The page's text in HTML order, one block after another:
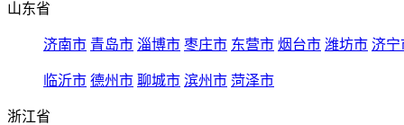
山东省
济南市 青岛市 淄博市 枣庄市 东营市 烟台市 潍坊市 济宁
临沂市 德州市 聊城市 滨州市 菏泽市
浙江省